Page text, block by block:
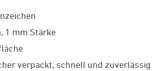
1 mm Stärke
verpackt, schnell und zuverlässig